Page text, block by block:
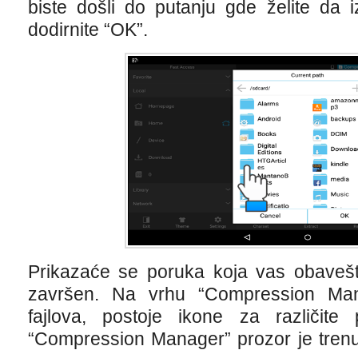
biste došli do putanju gde želite da
dodirnite “OK”.
Prikazaće se poruka koja vas
završen. Na vrhu “Compression
fajlova, postoje ikone za različite
“Compression Manager” prozor je